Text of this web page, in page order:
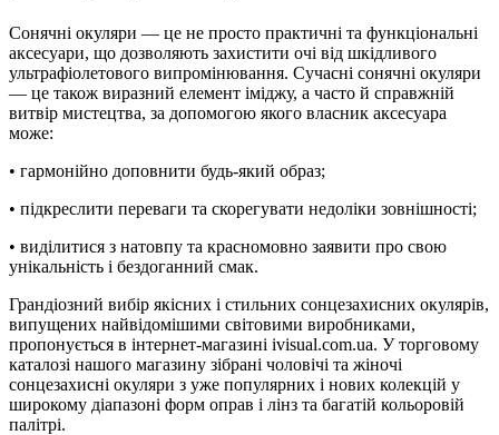
Сонячні окуляри — це не просто практичні та функціональні
аксесуари, що дозволяють захистити очі від шкідливого
ультрафіолетового випромінювання. Сучасні сонячні окуляри
— це також виразний елемент іміджу, а часто й справжній
витвір мистецтва, за допомогою якого власник аксесуара
може:
• гармонійно доповнити будь-який образ;
• підкреслити переваги та скорегувати недоліки зовнішності;
• виділитися з натовпу та красномовно заявити про свою
унікальність і бездоганний смак.
Грандіозний вибір якісних і стильних сонцезахисних окулярів,
випущених найвідомішими світовими виробниками,
пропонується в інтернет-магазині ivisual.com.ua. У торговому
каталозі нашого магазину зібрані чоловічі та жіночі
сонцезахисні окуляри з уже популярних і нових колекцій у
широкому діапазоні форм оправ і лінз та багатій кольоровій
палітрі.